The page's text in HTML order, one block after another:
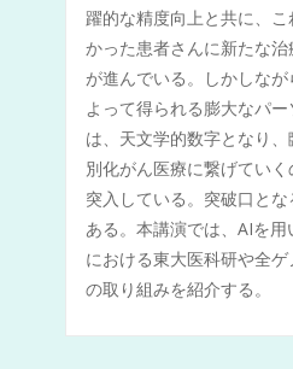
躍的な精度向上と共に、
かった患者さんに新たな
が進んでいる。しかしな
よって得られる膨大なパ
は、天文学的数字となり
別化がん医療に繋げてい
突入している。突破口と
ある。本講演では、AIを
における東大医科研や全
の取り組みを紹介する。